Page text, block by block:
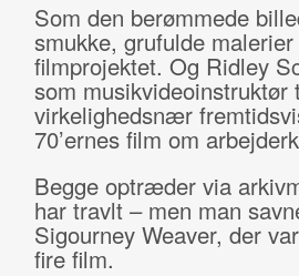
Som den berømmede
smukke, grufulde
filmprojektet. Og Ridley
som
virkelighedsnær
70’ernes film om
Begge optræder via
har travlt – men man
Sigourney Weaver, der
fire film.